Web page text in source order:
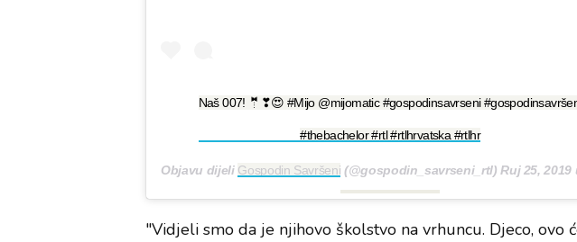
Naš 007! 🤵❣😍 #Mijo @mijomatic #gospodinsavrseni
#thebachelor #rtl #rtlhrvatska #rtlhr
Objavu dijeli Gospodin Savršeni (@gospodin_savrseni_rtl)Ruj 25, 2019 u
"Vidjeli smo da je njihovo školstvo na vrhuncu. Djeco, ovo